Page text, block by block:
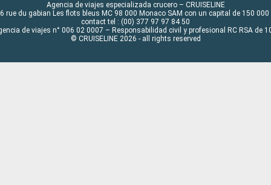
Agencia de viajes especializada crucero – CRUISELINE
rue du gabian Les flots bleus MC 98 000 Monaco SAM con un capital de 150 000
contact tel : (00) 377 97 97 84 50
de viajes n° 006 02 0007 – Responsabilidad civil y profesional RC RSA de
© CRUISELINE 2026 - all rights reserved